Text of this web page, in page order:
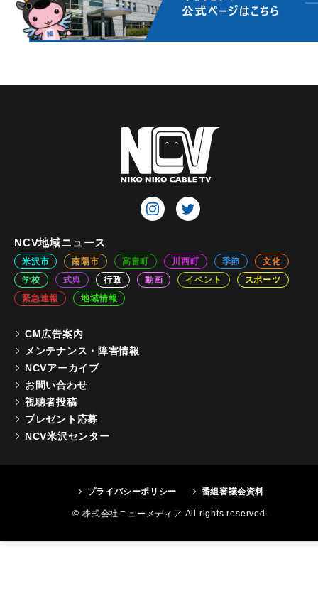
NCV地域ニュース
米沢市 南陽市 高畠町 川西町 季節
文化
学校
式典 行政 動画 イベント
スポーツ
緊急速報
地域情報
CM広告案内
メンテナンス・障害情報
NCVアーカイブ
お問い合わせ
視聴者投稿
プレゼント応募
NCV米沢センター
プライバシーポリシー 番組審議会資料
© 株式会社ニューメディア All rights reserved.